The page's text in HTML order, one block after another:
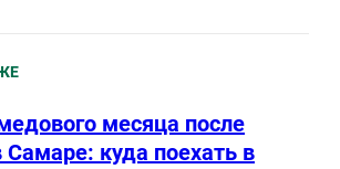
месяца после
куда поехать в